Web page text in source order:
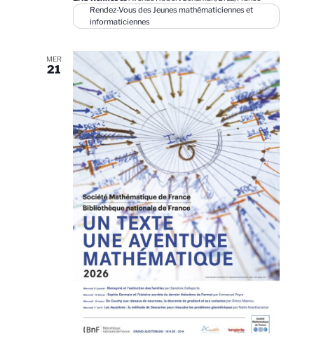
Rendez-Vous des Jeunes mathématiciennes et
informaticiennes
MER
21